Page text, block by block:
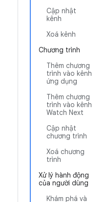
Cập nhật
kênh
Xoá kênh
Chương trình
Thêm chương
trình vào kênh
ứng dụng
Thêm chương
trình vào kênh
Watch Next
Cập nhật
chương trình
Xoá chương
trình
Xử lý hành động
của người dùng
Khám phá và